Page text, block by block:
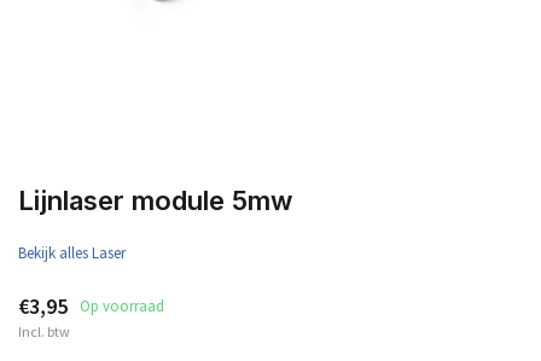
Lijnlaser module 5mw
Bekijk alles Laser
€3,95 Op voorraad
Incl. btw